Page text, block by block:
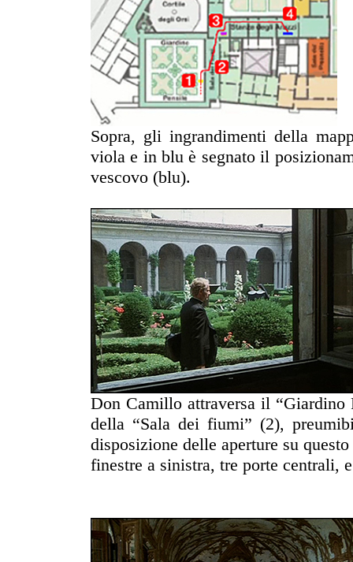
Sopra, gli ingrandimenti della
viola e in blu è segnato il
vescovo (blu).
Don Camillo attraversa il “Giardino
della “Sala dei fiumi” (2),
disposizione delle aperture su
finestre a sinistra, tre porte centrali,